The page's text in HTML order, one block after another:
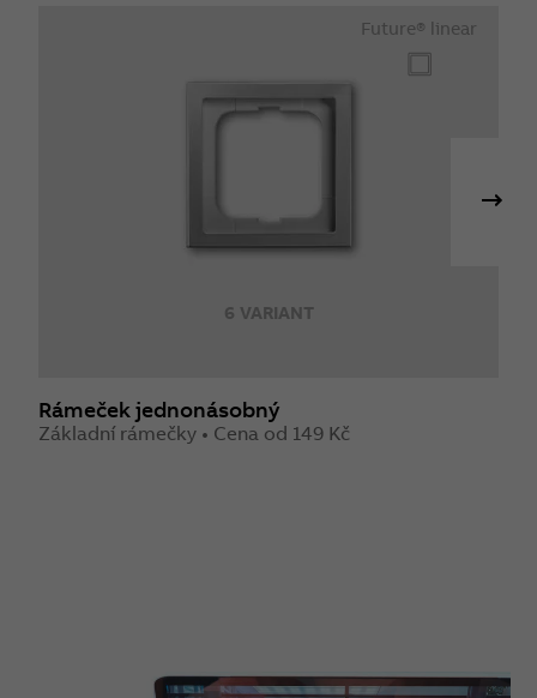
6 VARIANT
Future® linear
Rámeček jednonásobný
Základní rámečky • Cena od 149 Kč